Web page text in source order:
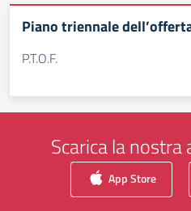
Piano triennale
P.T.O.F.
Scarica la
App Store